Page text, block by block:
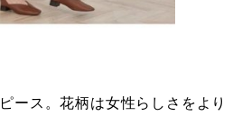
ース。花柄は女性らしさをより